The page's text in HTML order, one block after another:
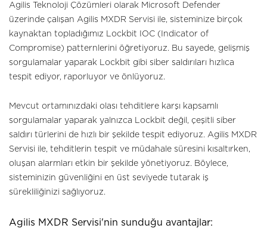
Agilis Teknoloji Çözümleri olarak Microsoft Defender
üzerinde çalışan Agilis MXDR Servisi ile, sisteminize birçok
kaynaktan topladığımız Lockbit IOC (Indicator of
Compromise) patternlerini öğretiyoruz. Bu sayede, gelişmiş
sorgulamalar yaparak Lockbit gibi siber saldırıları hızlıca
tespit ediyor, raporluyor ve önlüyoruz.
Mevcut ortamınızdaki olası tehditlere karşı kapsamlı
sorgulamalar yaparak yalnızca Lockbit değil, çeşitli siber
saldırı türlerini de hızlı bir şekilde tespit ediyoruz. Agilis MXDR
Servisi ile, tehditlerin tespit ve müdahale süresini kısaltırken,
oluşan alarmları etkin bir şekilde yönetiyoruz. Böylece,
sisteminizin güvenliğini en üst seviyede tutarak iş
sürekliliğinizi sağlıyoruz.
Agilis MXDR Servisi'nin sunduğu avantajlar: